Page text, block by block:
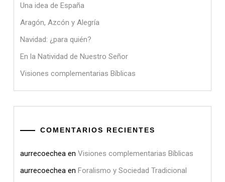
Una idea de España
Aragón, Azcón y Alegría
Navidad: ¿para quién?
En la Natividad de Nuestro Señor
Visiones complementarias Bíblicas
COMENTARIOS RECIENTES
aurrecoechea en Visiones complementarias Bíblicas
aurrecoechea en Foralismo y Sociedad Tradicional